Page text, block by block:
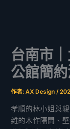
台南市
公館簡
作者:AX Design /
孝順的林小姐與
雜的木作隔間、